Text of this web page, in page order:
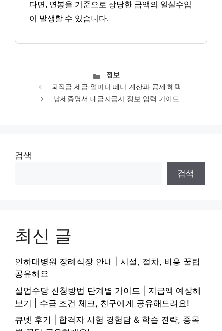
다면, 연봉을 기준으로 상당한 금액의 일실수입
이 발생할 수 있습니다.
카
테
고
리
정보
퇴직금 세금 얼마나 떼나 계산과 공제 혜택
납세증명서 대금지급자 정보 입력 가이드
검색
검색
최신 글
인하대병원 장례식장 안내 | 시설, 절차, 비용 꿀팁
공유해요
실업수당 신청방법 단계별 가이드 | 지급액 예상해
보기 | 수급 조건 체크, 친구에게 공유해드려요!
큐넷 후기 | 합격자 시험 경험담 & 학습 전략, 종목